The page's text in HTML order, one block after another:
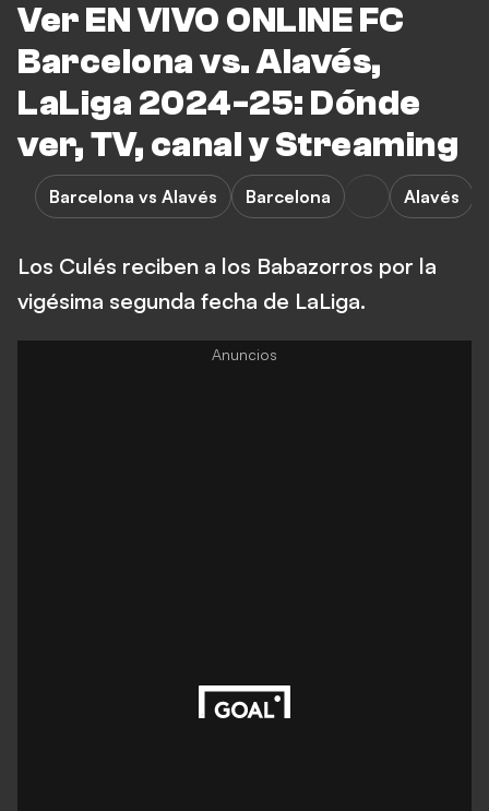
Ver EN VIVO ONLINE FC
Barcelona vs. Alavés,
LaLiga 2024-25: Dónde
ver, TV, canal y Streaming
Barcelona vs Alavés Barcelona Alavés
Los Culés reciben a los Babazorros por la
vigésima segunda fecha de LaLiga.